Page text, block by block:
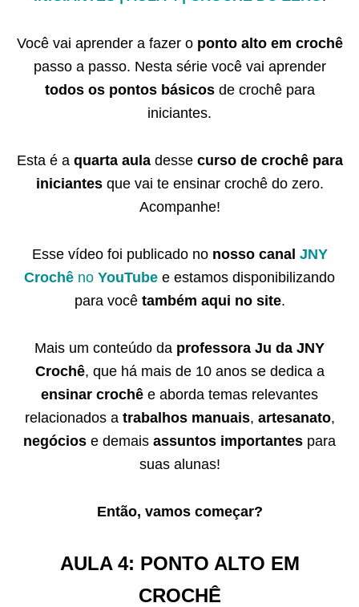
Você vai aprender a fazer o ponto alto em crochê
passo a passo. Nesta série você vai aprender
todos os pontos básicosde crochê para
iniciantes.
Esta é a quarta auladesse curso de crochê para
iniciantesque vai te ensinar crochê do zero.
Acompanhe!
Esse vídeo foi publicado no nosso canal JNY
Crochê no YouTube e estamos disponibilizando
para você também aqui no site.
Mais um conteúdo da professora Ju da JNY
Crochê, que há mais de 10 anos se dedica a
ensinar crochê e aborda temas relevantes
relacionados a trabalhos manuais, artesanato,
negócios e demais assuntos importantes para
suas alunas!
Então, vamos começar?
AULA 4: PONTO ALTO EM
CROCHÊ